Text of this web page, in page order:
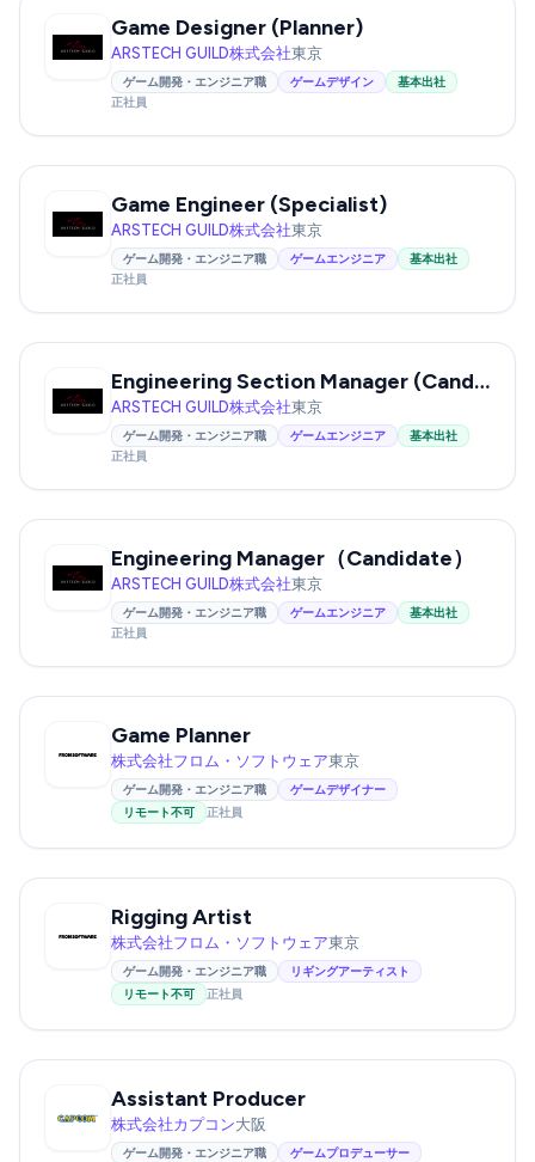
Game Designer (Planner)
ARSTECH GUILD株式会社東京
ゲーム開発・エンジニア職 ゲームデザイン
基本出社
正社員
Game Engineer (Specialist)
ARSTECH GUILD株式会社東京
ゲーム開発・エンジニア職 ゲームエンジニア
基本出社
正社員
Engineering Section Manager (Candidate)
ARSTECH GUILD株式会社東京
ゲーム開発・エンジニア職 ゲームエンジニア
基本出社
正社員
Engineering Manager（Candidate）
ARSTECH GUILD株式会社東京
ゲーム開発・エンジニア職 ゲームエンジニア
基本出社
正社員
Game Planner
株式会社フロム・ソフトウェア東京
ゲーム開発・エンジニア職
ゲームデザイナー
リモート不可
正社員
Rigging Artist
株式会社フロム・ソフトウェア東京
ゲーム開発・エンジニア職
リギングアーティスト
リモート不可
正社員
Assistant Producer
株式会社カプコン大阪
ゲーム開発・エンジニア職
ゲームプロデューサー